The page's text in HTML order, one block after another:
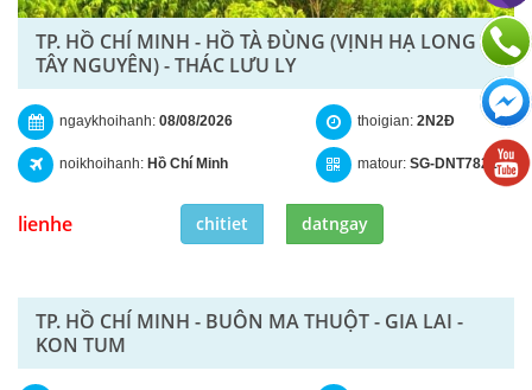
TP. HỒ CHÍ MINH - HỒ TÀ ĐÙNG (VỊNH HẠ LONG
TÂY NGUYÊN) - THÁC LƯU LY
ngaykhoihanh: 08/08/2026
noikhoihanh: Hồ Chí Minh
thoigian: 2N2Đ
matour: SG-DNT7821
lienhe chitiet datngay
TP. HỒ CHÍ MINH - BUÔN MA THUỘT - GIA LAI -
KON TUM